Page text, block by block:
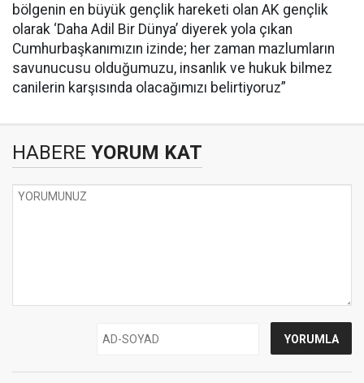
bölgenin en büyük gençlik hareketi olan AK gençlik
olarak ‘Daha Adil Bir Dünya’ diyerek yola çıkan
Cumhurbaşkanımızın izinde; her zaman mazlumların
savunucusu olduğumuzu, insanlık ve hukuk bilmez
canilerin karşısında olacağımızı belirtiyoruz”
HABERE YORUM KAT